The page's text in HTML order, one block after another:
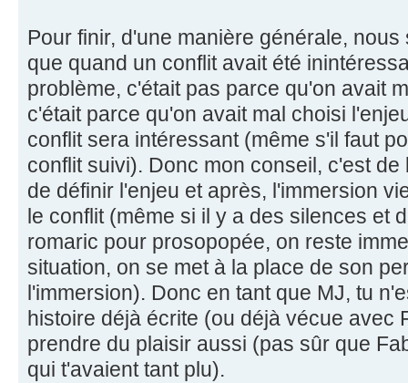
Pour finir, d'une manière générale,
que quand un conflit avait été
problème, c'était pas parce qu'on avait
c'était parce qu'on avait mal choisi
conflit sera intéressant (même s'il faut
conflit suivi). Donc mon conseil, c'est
de définir l'enjeu et après, l'immersion
le conflit (même si il y a des silences et
romaric pour prosopopée, on reste
situation, on se met à la place de son
l'immersion). Donc en tant que MJ, tu
histoire déjà écrite (ou déjà vécue avec
prendre du plaisir aussi (pas sûr que
qui t'avaient tant plu).